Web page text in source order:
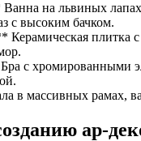
на львиных
с высоким бачком.
Керамическая плитка
с хромированными
в массивных рамах,
ар-